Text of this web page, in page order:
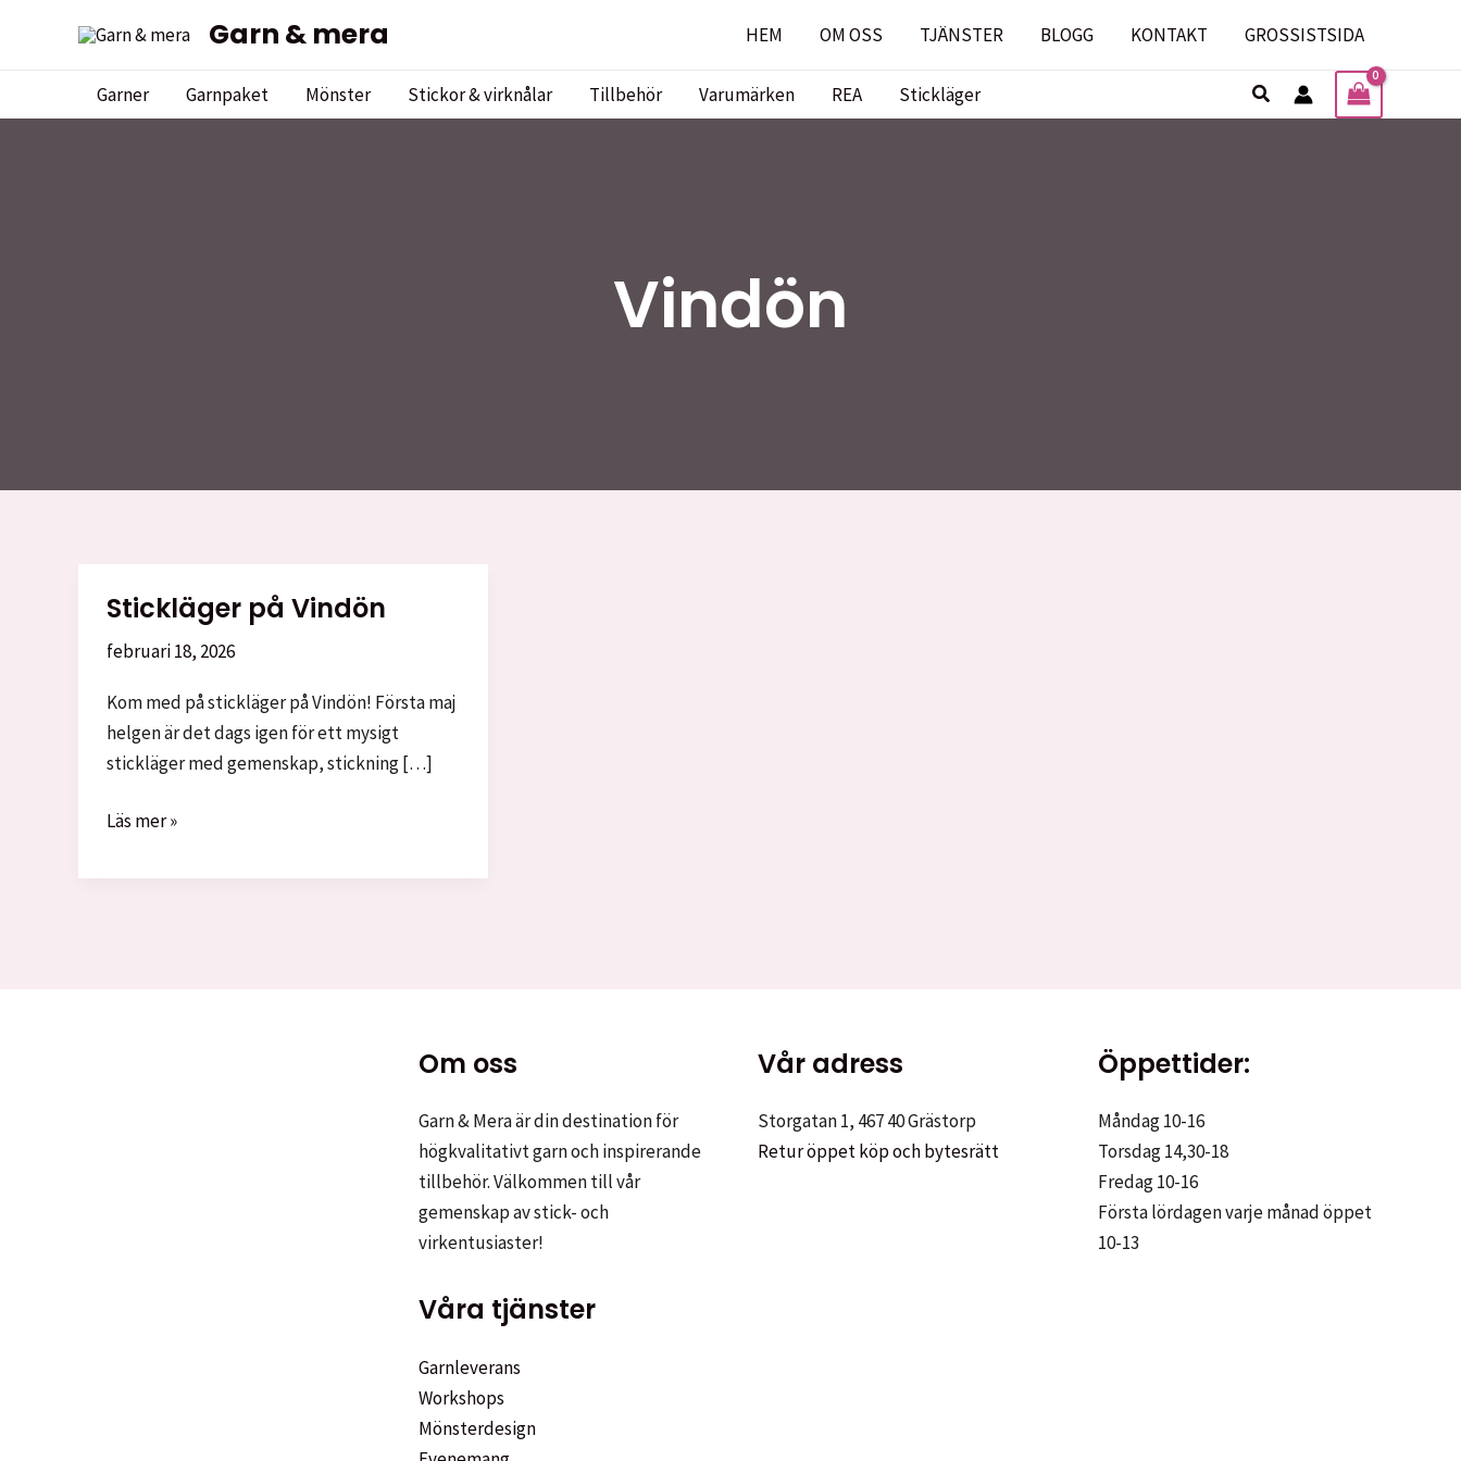
Garn & mera HEM OM OSS TJÄNSTER BLOGG KONTAKT GROSSISTSIDA
Garner Garnpaket Mönster Stickor & virknålar Tillbehör Varumärken REA Stickläger Sök
Vindön
Stickläger på Vindön
februari 18, 2026
Kom med på stickläger på Vindön! Första maj
helgen är det dags igen för ett mysigt
stickläger med gemenskap, stickning […]
Stickläger
Vindön
Läs mer »
Om oss
Garn & Mera är din destination för
högkvalitativt garn och inspirerande
tillbehör. Välkommen till vår
gemenskap av stick- och
virkentusiaster!
Våra tjänster
Garnleverans
Workshops
Mönsterdesign
Vår adress
Storgatan 1, 467 40 Grästorp
Retur öppet köp och bytesrätt
Öppettider:
Måndag 10-16
Torsdag 14,30-18
Fredag 10-16
Första lördagen varje månad öppet
10-13